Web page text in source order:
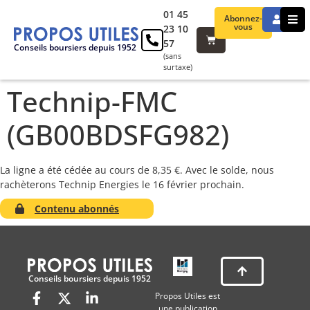
Conseils boursiers depuis 1952
Abonnez-
vous
01 45
23 10
57
(sans
surtaxe)
Technip-FMC
(GB00BDSFG982)
La ligne a été cédée au cours de 8,35 €. Avec le solde, nous
rachèterons Technip Energies le 16 février prochain.
Contenu abonnés
Conseils boursiers depuis 1952
Propos Utiles est